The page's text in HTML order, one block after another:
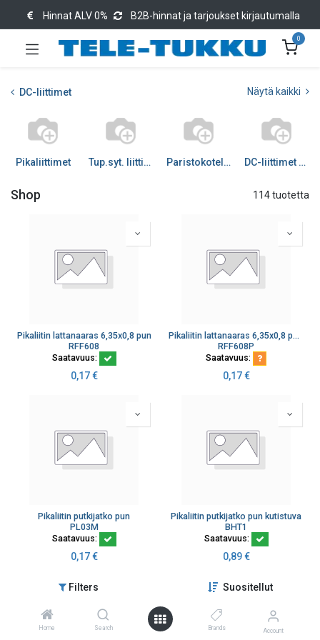
Filters Suositellut
Home Search Brands Account
Hinnat ALV 0% B2B-hinnat ja tarjoukset kirjautumalla
0
DC-liittimet Näytä kaikki
Pikaliittimet Tup.syt. liittimet Paristokotelot, -nepparit DC-liittimet DC
Shop 114 tuotetta
Pikaliitin lattanaaras 6,35x0,8 pun
RFF608
Saatavuus:
0,17€
Pikaliitin lattanaaras 6,35x0,8 pun, kokonaan suojattu
RFF608P
Saatavuus:
0,17€
Pikaliitin putkijatko pun
PL03M
Saatavuus:
0,17€
Pikaliitin putkijatko pun kutistuva
BHT1
Saatavuus:
0,89€